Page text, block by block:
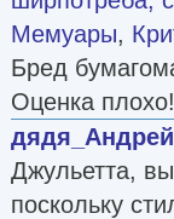
Мемуары,
Бред
Оценка плохо!
дядя_Андрей
Джульетта,
поскольку